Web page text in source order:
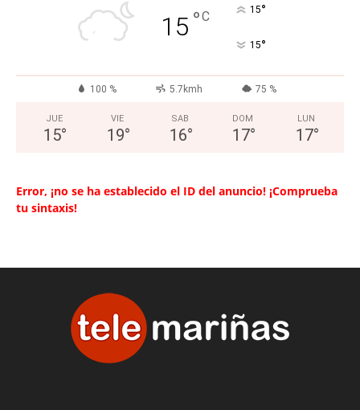
15 °C 15°
15°
100 % 5.7kmh 75 %
JUE
15°
VIE
19°
SAB
16°
DOM
17°
LUN
17°
Error, ¡no se ha establecido el ID del anuncio! ¡Comprueba
tu sintaxis!